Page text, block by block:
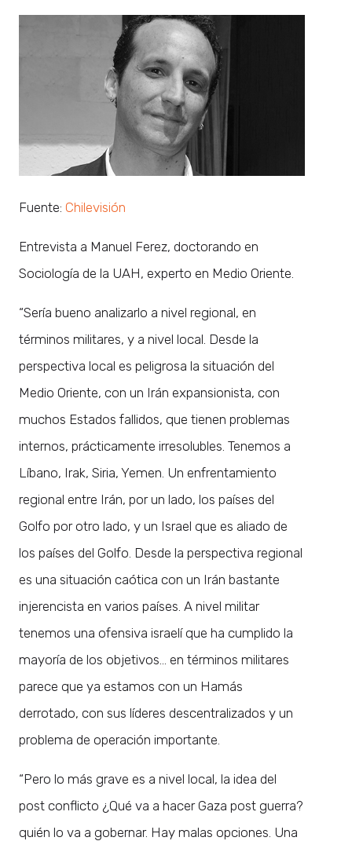
Fuente: Chilevisión
Entrevista a Manuel Ferez, doctorando en
Sociología de la UAH, experto en Medio Oriente.
“Sería bueno analizarlo a nivel regional, en
términos militares, y a nivel local. Desde la
perspectiva local es peligrosa la situación del
Medio Oriente, con un Irán expansionista, con
muchos Estados fallidos, que tienen problemas
internos, prácticamente irresolubles. Tenemos a
Líbano, Irak, Siria, Yemen. Un enfrentamiento
regional entre Irán, por un lado, los países del
Golfo por otro lado, y un Israel que es aliado de
los países del Golfo. Desde la perspectiva regional
es una situación caótica con un Irán bastante
injerencista en varios países. A nivel militar
tenemos una ofensiva israelí que ha cumplido la
mayoría de los objetivos… en términos militares
parece que ya estamos con un Hamás
derrotado, con sus líderes descentralizados y un
problema de operación importante.
“Pero lo más grave es a nivel local, la idea del
post conflicto ¿Qué va a hacer Gaza post guerra?
quién lo va a gobernar. Hay malas opciones. Una